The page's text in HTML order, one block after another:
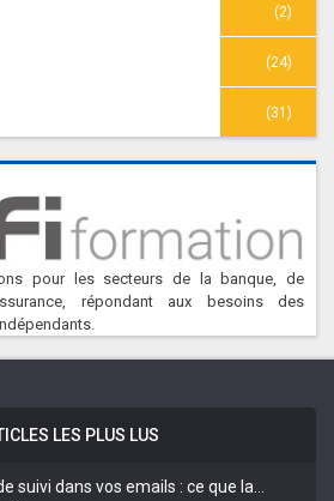
(2)
(24)
(31)
pour les secteurs de la banque, de
répondant aux besoins des
LES PLUS LUS
suivi dans vos emails : ce que la…